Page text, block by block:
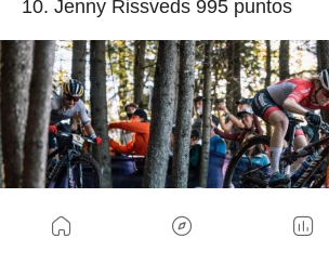
Jenny Rissveds 995 puntos